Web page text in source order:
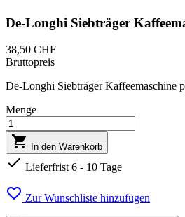
De-Longhi Siebträger
38,50 CHF
Bruttopreis
De-Longhi Siebträger Kaffeemaschine
Menge
 In den Warenkorb
 Lieferfrist 6 - 10 Tage
 Zur Wunschliste hinzufügen